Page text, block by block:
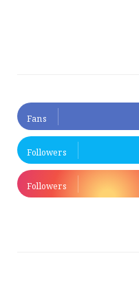
Fans
Followers
Followers